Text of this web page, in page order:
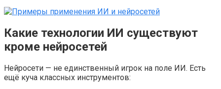
Какие технологии ИИ существуют
кроме нейросетей
Нейросети — не единственный игрок на поле ИИ. Есть
ещё куча классных инструментов: